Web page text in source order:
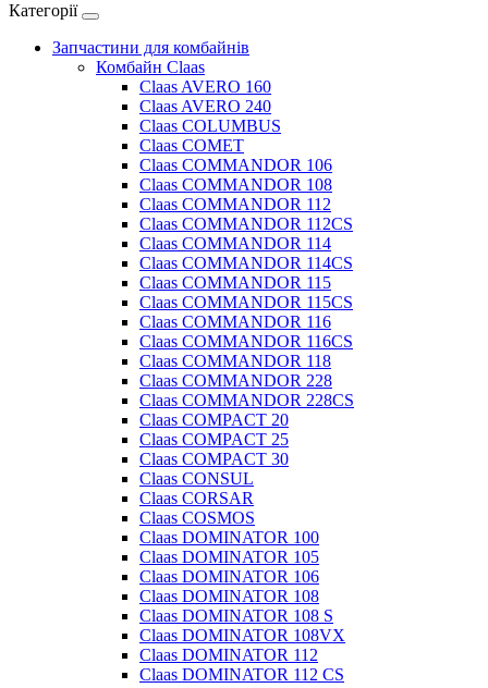
Категорії
Запчастини для комбайнів
Комбайн Claas
Claas AVERO 160
Claas AVERO 240
Claas COLUMBUS
Claas COMET
Claas COMMANDOR 106
Claas COMMANDOR 108
Claas COMMANDOR 112
Claas COMMANDOR 112CS
Claas COMMANDOR 114
Claas COMMANDOR 114CS
Claas COMMANDOR 115
Claas COMMANDOR 115CS
Claas COMMANDOR 116
Claas COMMANDOR 116CS
Claas COMMANDOR 118
Claas COMMANDOR 228
Claas COMMANDOR 228CS
Claas COMPACT 20
Claas COMPACT 25
Claas COMPACT 30
Claas CONSUL
Claas CORSAR
Claas COSMOS
Claas DOMINATOR 100
Claas DOMINATOR 105
Claas DOMINATOR 106
Claas DOMINATOR 108
Claas DOMINATOR 108 S
Claas DOMINATOR 108VX
Claas DOMINATOR 112
Claas DOMINATOR 112 CS